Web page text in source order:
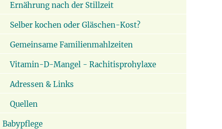
Ernährung nach der Stillzeit
Selber kochen oder Gläschen-Kost?
Gemeinsame Familienmahlzeiten
Vitamin-D-Mangel - Rachitisprohylaxe
Adressen & Links
Quellen
Babypflege